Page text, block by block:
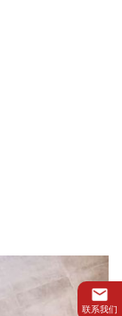
联系我们